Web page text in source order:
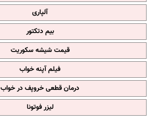
آلپاری
بیم دتکتور
قیمت شیشه سکوریت
فیلم آپنه خواب
درمان قطعی خروپف در خواب
لیزر فوتونا